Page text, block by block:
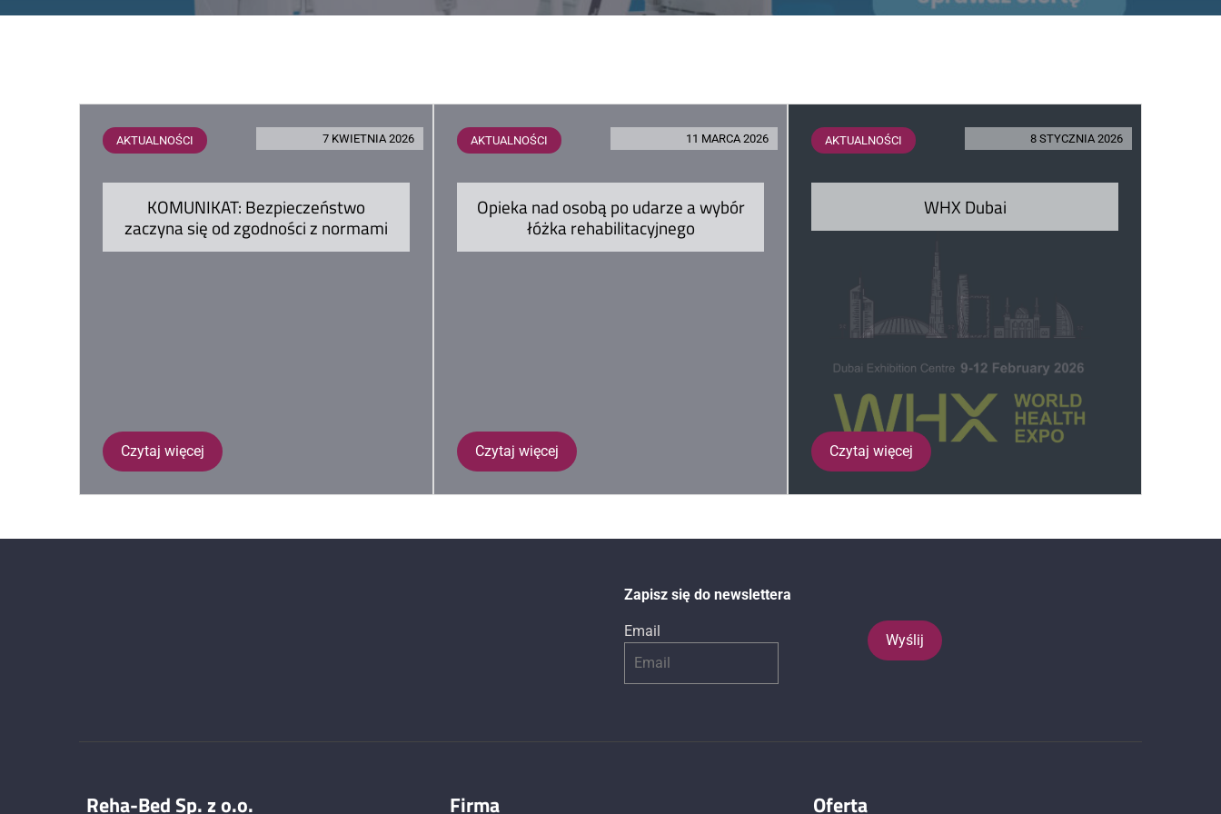
AKTUALNOŚCI 7 KWIETNIA 2026
KOMUNIKAT: Bezpieczeństwo
zaczyna się od zgodności z normami
Czytaj więcej
AKTUALNOŚCI 11 MARCA 2026
Opieka nad osobą po udarze a wybór
łóżka rehabilitacyjnego
Czytaj więcej
AKTUALNOŚCI 8 STYCZNIA 2026
WHX Dubai
Czytaj więcej
Zapisz się do newslettera
Email
Reha-Bed Sp. z o.o. Firma Oferta